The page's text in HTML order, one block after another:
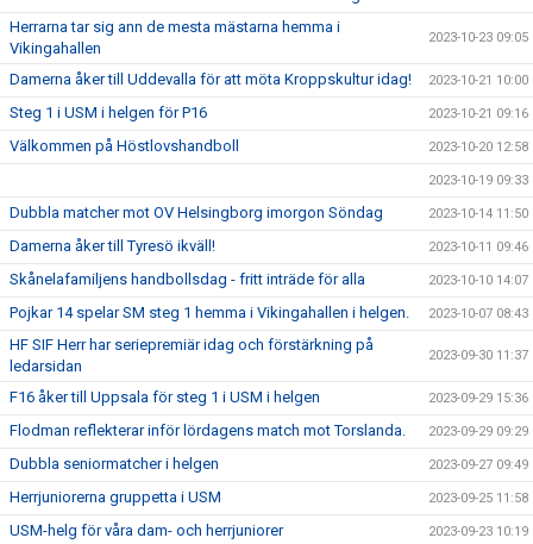
Herrarna tar sig ann de mesta mästarna hemma i
Vikingahallen
2023-10-23 09:05
Damerna åker till Uddevalla för att möta Kroppskultur idag! 2023-10-21 10:00
Steg 1 i USM i helgen för P16 2023-10-21 09:16
Välkommen på Höstlovshandboll 2023-10-20 12:58
2023-10-19 09:33
Dubbla matcher mot OV Helsingborg imorgon Söndag 2023-10-14 11:50
Damerna åker till Tyresö ikväll! 2023-10-11 09:46
Skånelafamiljens handbollsdag - fritt inträde för alla 2023-10-10 14:07
Pojkar 14 spelar SM steg 1 hemma i Vikingahallen i helgen. 2023-10-07 08:43
HF SIF Herr har seriepremiär idag och förstärkning på
ledarsidan
2023-09-30 11:37
F16 åker till Uppsala för steg 1 i USM i helgen 2023-09-29 15:36
Flodman reflekterar inför lördagens match mot Torslanda. 2023-09-29 09:29
Dubbla seniormatcher i helgen 2023-09-27 09:49
Herrjuniorerna gruppetta i USM 2023-09-25 11:58
USM-helg för våra dam- och herrjuniorer 2023-09-23 10:19